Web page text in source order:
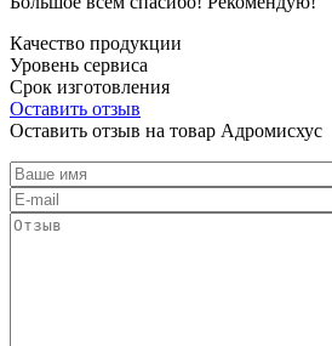
Качество продукции
Уровень сервиса
Срок изготовления
Оставить отзыв
Оставить отзыв на товар Адромисхус